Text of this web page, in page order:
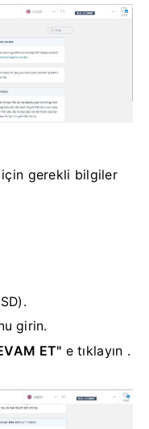
için gerekli bilgiler
girin.
ET" e tıklayın .